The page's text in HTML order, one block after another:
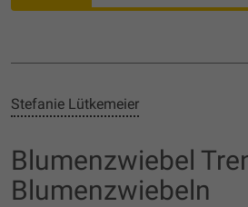
Stefanie Lütkemeier
Blumenzwiebel
Blumenzwiebeln